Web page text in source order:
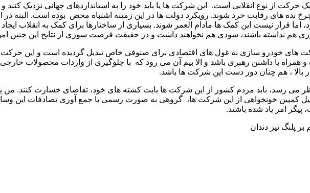
از نوع انقلابی است. این شرکت ها یا باید خود را به استانداردهای جهانی نزدیک کنند و
نده های رقابت خرد شوند. رویکرد دولت ها در این زمینه اشتباه محض بوده است. البته در
قرار نیست این کمک ها مادام العمر شوند. بسیاری از ساختارها برای کمک به انقلاب
هم نداشته باشند، سودی هم نخواهند داشت و در حقیقت فرصت سوزی از نتایج این چنین
های خودرو سازی به غول های اقتصادی برای صنوفی خاص تبدیل گردیده است و این
همراه با داشتن رهبری باشد و الا بیم آن می رود که با جلوگیری از واردات محصولات
بالا ، هم چنان دور دست این شرکت ها باشد.
می رسد، باید مردم کشور از این شرکت ها بایت کشته های خود، تقاضای خسارت کنند. من
کمپین خونخواهی از این شرکت ها، گروهی به صورت رسمی با جمع آوری تصادفات این
پیگر امر یاد شده باشند.
بر پلنگ تیز دندان